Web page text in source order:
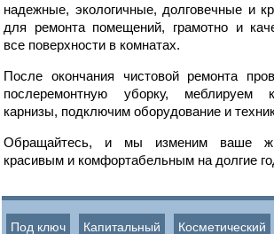
надежные, экологичные, долговечные и
для ремонта помещений, грамотно и
все поверхности в комнатах.
После окончания чистовой ремонта
послеремонтную уборку, меблируем
карнизы, подключим оборудование и
Обращайтесь, и мы изменим ваше
красивым и комфортабельным на долгие
Под ключ Капитальный Косметический